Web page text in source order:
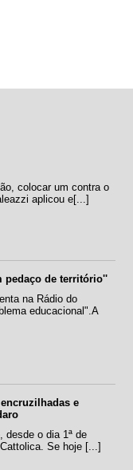
colocar um contra o
aplicou e[...]
pedaço de território''
na Rádio do
educacional".A
e
desde o dia 1ª de
Se hoje [...]